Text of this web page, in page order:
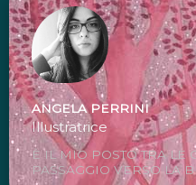
ANGELA PERRINI
Illustratrice
È IL MIO POSTO TRA LE
PASSAGGIO VERSO LA